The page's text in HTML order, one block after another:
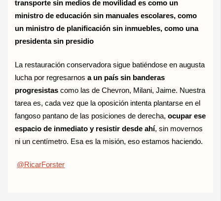
transporte sin medios de movilidad es como un
ministro de educación sin manuales escolares, como
un ministro de planificación sin inmuebles, como una
presidenta sin presidio
La restauración conservadora sigue batiéndose en augusta
lucha por regresarnosa un país sin banderas
progresistas como las de Chevron, Milani, Jaime. Nuestra
tarea es, cada vez que la oposición intenta plantarse en el
fangoso pantano de las posiciones de derecha,ocupar ese
espacio de inmediato y resistir desde ahí, sin movernos
ni un centímetro. Esa es la misión, eso estamos haciendo.
@RicarForster